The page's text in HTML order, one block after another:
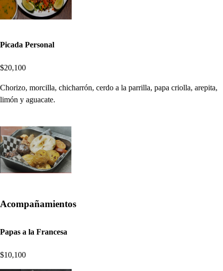
Picada Personal
$20,100
Chorizo, morcilla, chicharrón, cerdo a la parrilla, papa criolla, arepita,
limón y aguacate.
Acompañamientos
Papas a la Francesa
$10,100